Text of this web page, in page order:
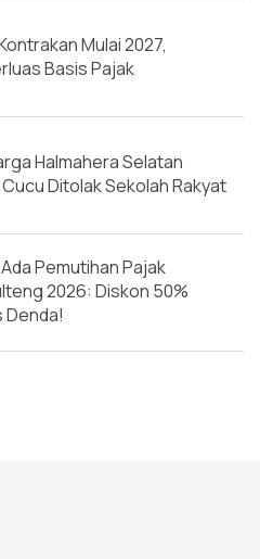
Mulai 2027,
Basis Pajak
Halmahera Selatan
Ditolak Sekolah Rakyat
Pemutihan Pajak
2026: Diskon 50%
Denda!